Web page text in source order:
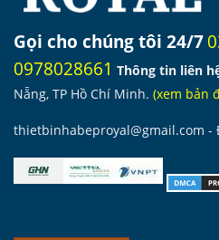
Gọi cho chúng tôi 24/7
0978028661 Thông tin liên
Nẵng, TP Hồ Chí Minh. (xem bản
thietbinhabeproyal@gmail.com -